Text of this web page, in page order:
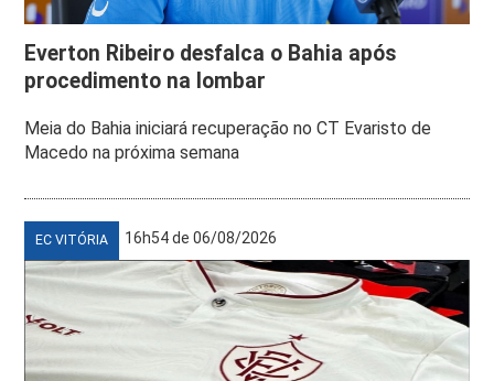
Everton Ribeiro desfalca o Bahia após
procedimento na lombar
Meia do Bahia iniciará recuperação no CT Evaristo de
Macedo na próxima semana
EC VITÓRIA 16h54 de 06/08/2026